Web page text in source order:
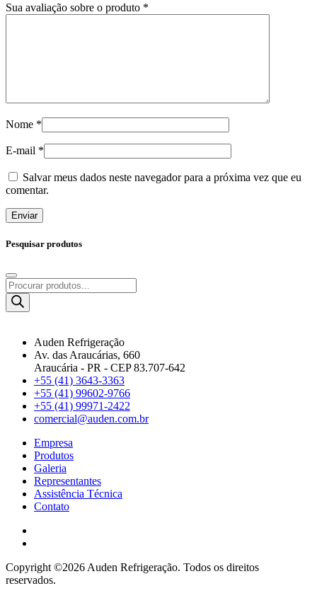
Sua avaliação sobre o produto *
Nome *
E-mail *
Salvar meus dados neste navegador para a próxima vez que eu
comentar.
Pesquisar produtos
Pesquisar
produtos
Auden Refrigeração
Av. das Araucárias, 660
Araucária - PR - CEP 83.707-642
+55 (41) 3643-3363
+55 (41) 99602-9766
+55 (41) 99971-2422
comercial@auden.com.br
Empresa
Produtos
Galeria
Representantes
Assistência Técnica
Contato
Copyright ©2026 Auden Refrigeração. Todos os direitos
reservados.